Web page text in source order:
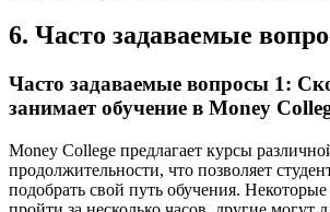
6. Часто задаваемые
Часто задаваемые вопросы 1:
занимает обучение в Money
Money College предлагает курсы
продолжительности, что позволяет
подобрать свой путь обучения.